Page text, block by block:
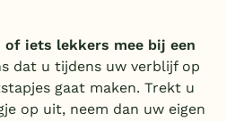
iets lekkers mee bij een
dat u tijdens uw verblijf op
gaat maken. Trekt u
op uit, neem dan uw eigen